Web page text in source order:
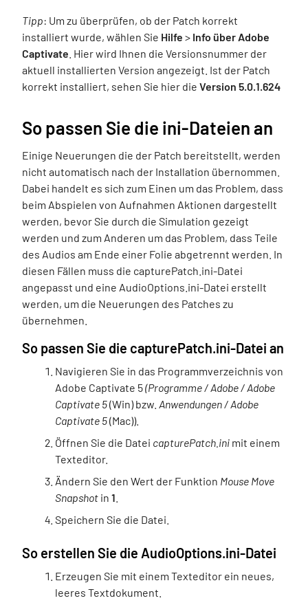
Tipp: Um zu überprüfen, ob der Patch korrekt
installiert wurde, wählen Sie Hilfe > Info über Adobe
Captivate . Hier wird Ihnen die Versionsnummer der
aktuell installierten Version angezeigt. Ist der Patch
korrekt installiert, sehen Sie hier die Version 5.0.1.624
So passen Sie die ini-Dateien an
Einige Neuerungen die der Patch bereitstellt, werden
nicht automatisch nach der Installation übernommen.
Dabei handelt es sich zum Einen um das Problem, dass
beim Abspielen von Aufnahmen Aktionen dargestellt
werden, bevor Sie durch die Simulation gezeigt
werden und zum Anderen um das Problem, dass Teile
des Audios am Ende einer Folie abgetrennt werden. In
diesen Fällen muss die capturePatch.ini-Datei
angepasst und eine AudioOptions.ini-Datei erstellt
werden, um die Neuerungen des Patches zu
übernehmen.
So passen Sie die capturePatch.ini-Datei an
Navigieren Sie in das Programmverzeichnis von
Adobe Captivate 5(Programme / Adobe / Adobe
Captivate 5(Win) bzw. Anwendungen / Adobe
Captivate 5(Mac)).
Öffnen Sie die Datei capturePatch.ini mit einem
Texteditor.
Ändern Sie den Wert der Funktion Mouse Move
Snapshot in 1
Speichern Sie die Datei.
So erstellen Sie die AudioOptions.ini-Datei
Erzeugen Sie mit einem Texteditor ein neues,
leeres Textdokument.